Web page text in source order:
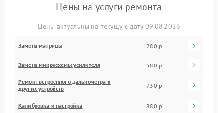
Цены на услуги ремонта
Цены актуальны на текущую дату 09.08.2026
Замена матрицы 1280 р
Замена микросхемы усилителя 580 р
Ремонт встроенного дальнометра и
других устройств
730 р
Калибровка и настройка 880 р